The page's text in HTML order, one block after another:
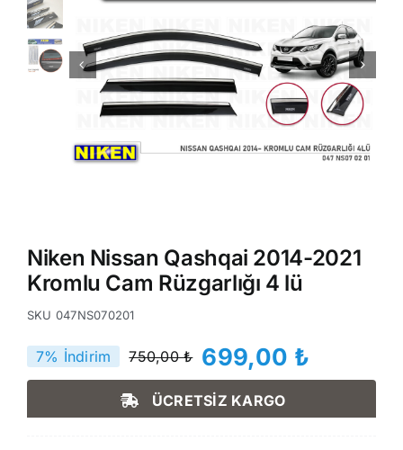
Niken Nissan Qashqai 2014-2021
Kromlu Cam Rüzgarlığı 4 lü
SKU 047NS070201
750,00₺
Orijinal
fiyat:
750,00 ₺.
699,00 ₺
Şu
andaki
fiyat:
7% İndirim
ÜCRETSİZ KARGO